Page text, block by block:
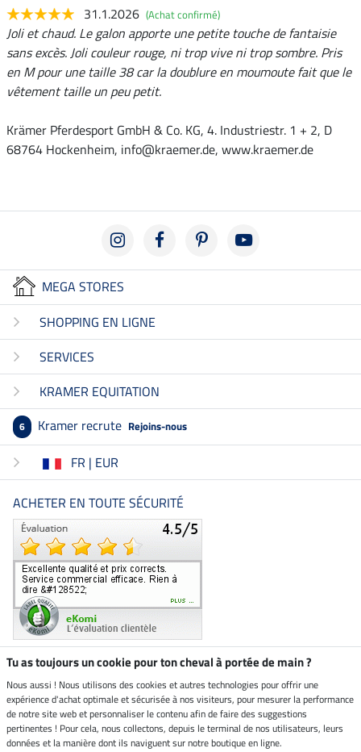
31.1.2026 (Achat confirmé)
Joli et chaud. Le galon apporte une petite touche de fantaisie
sans excès. Joli couleur rouge, ni trop vive ni trop sombre. Pris
en M pour une taille 38 car la doublure en moumoute fait que le
vêtement taille un peu petit.
Krämer Pferdesport GmbH & Co. KG, 4. Industriestr. 1 + 2, D
68764 Hockenheim, info@kraemer.de, www.kraemer.de
MEGA STORES
SHOPPING EN LIGNE
SERVICES
KRAMER EQUITATION
6 Kramer recrute Rejoins-nous
FR | EUR
ACHETER EN TOUTE SÉCURITÉ
Boutique climatiquement
neutre
Livraison par
Tu as toujours un cookie pour ton cheval à portée de main ?
Nous aussi ! Nous utilisons des cookies et autres technologies pour offrir une
expérience d'achat optimale et sécurisée à nos visiteurs, pour mesurer la performance
de notre site web et personnaliser le contenu afin de faire des suggestions
pertinentes ! Pour cela, nous collectons, depuis le terminal de nos utilisateurs, leurs
données et la manière dont ils naviguent sur notre boutique en ligne.